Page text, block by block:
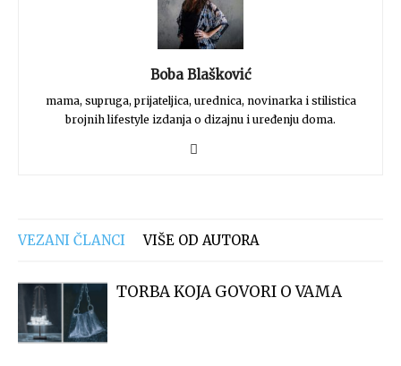
Boba Blašković
mama, supruga, prijateljica, urednica, novinarka i stilistica
brojnih lifestyle izdanja o dizajnu i uređenju doma.
VEZANI ČLANCI VIŠE OD AUTORA
TORBA KOJA GOVORI O VAMA